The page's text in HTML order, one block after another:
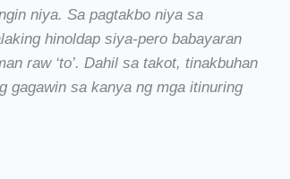
niya. Sa pagtakbo niya sa
hinoldap siya-pero babayaran
raw ‘to’. Dahil sa takot, tinakbuhan
gagawin sa kanya ng mga itinuring